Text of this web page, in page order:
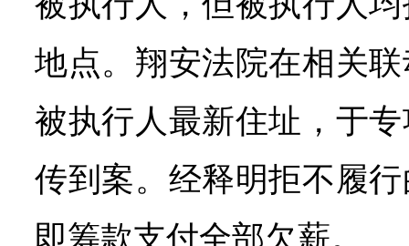
地点。翔安法院在相关
被执行人最新住址，于
传到案。经释明拒不履
即筹款支付全部欠薪。